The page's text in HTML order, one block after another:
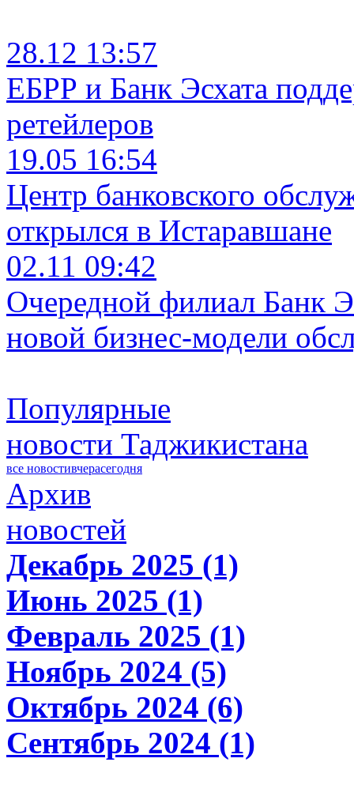
28.12 13:57
ЕБРР и Банк Эсхата
ретейлеров
19.05 16:54
Центр банковского
открылся в Истаравшане
02.11 09:42
Очередной филиал Банк
новой бизнес-модели
Популярные
новости Таджикистана
все новостивчерасегодня
Архив
новостей
Декабрь 2025 (1)
Июнь 2025 (1)
Февраль 2025 (1)
Ноябрь 2024 (5)
Октябрь 2024 (6)
Сентябрь 2024 (1)